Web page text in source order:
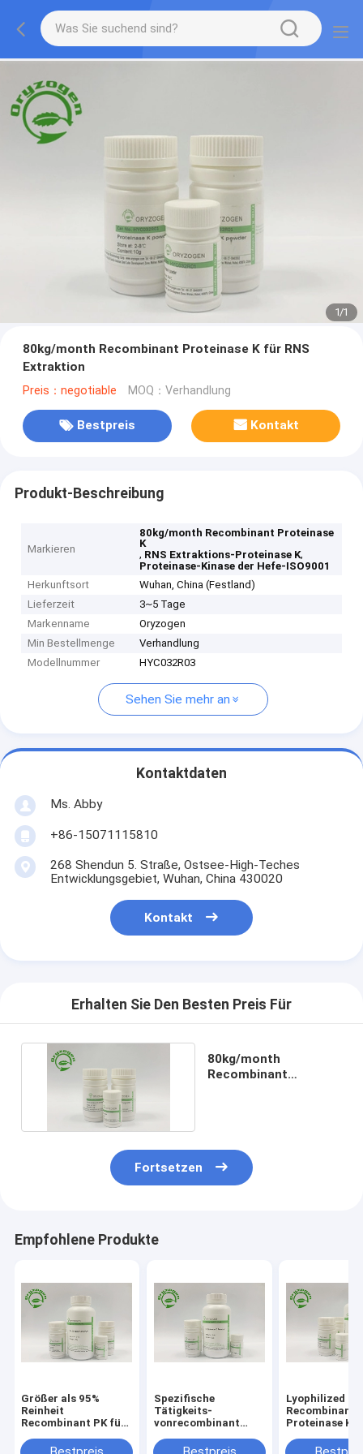
1/1
80kg/month Recombinant Proteinase K für RNS
Extraktion
Preis：negotiable MOQ：Verhandlung
Bestpreis Kontakt
Produkt-Beschreibung
Markieren
80kg/month Recombinant Proteinase
K
, RNS Extraktions-Proteinase K,
Proteinase-Kinase der Hefe-ISO9001
Herkunftsort
Wuhan, China (Festland)
Lieferzeit
3~5 Tage
Markenname
Oryzogen
Min Bestellmenge
Verhandlung
Modellnummer
HYC032R03
Sehen Sie mehr an
Kontaktdaten
Ms. Abby
+86-15071115810
268 Shendun 5. Straße, Ostsee-High-Teches
Entwicklungsgebiet, Wuhan, China 430020
Kontakt
Erhalten Sie Den Besten Preis Für
80kg/month
Recombinant
Fortsetzen
Empfohlene Produkte
Größer als 95%
Reinheit
Recombinant PK für
der Nukleinsäure-19
Spezifische
Tätigkeits-
vonrecombinant
als 40 U/MgP für
Lyophilized
Recombinant
Proteinase K